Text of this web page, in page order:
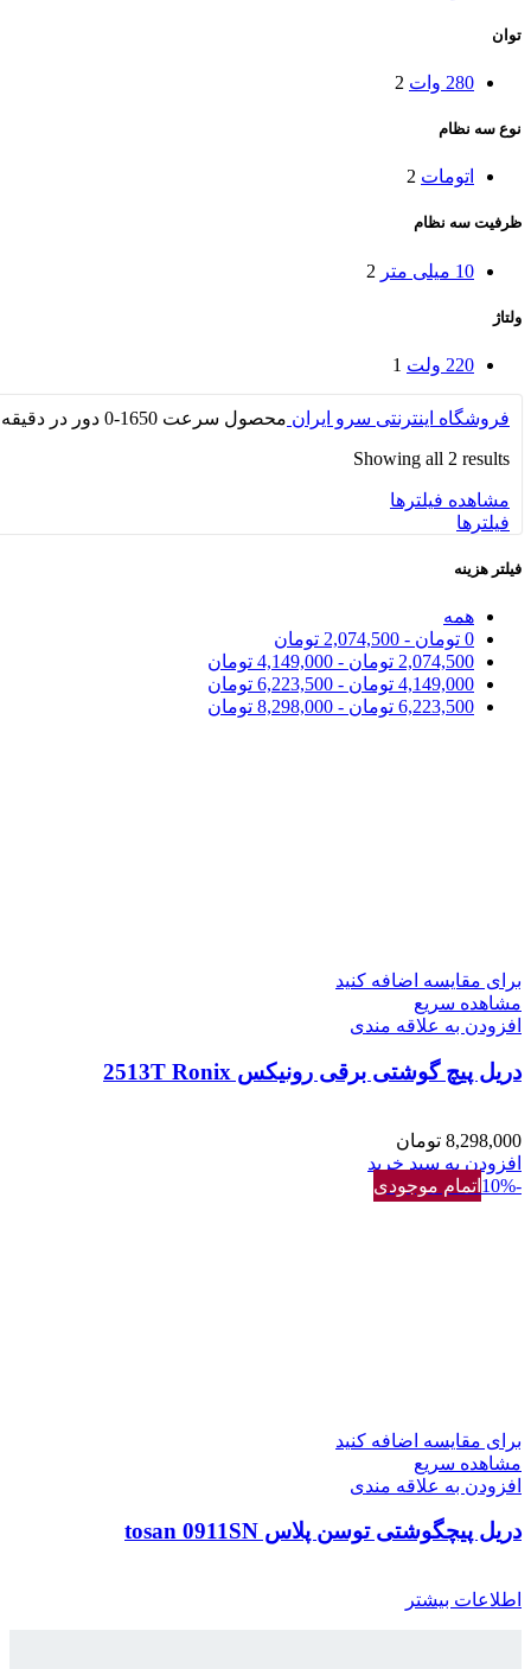
توان
280 وات 2
نوع سه نظام
اتومات 2
ظرفیت سه نظام
10 میلی متر 2
ولتاژ
220 ولت 1
فروشگاه اینترنتی سرو ایران محصول سرعت 1650-0 دور در دقیقه
Showing all 2 results
مشاهده فیلترها
فیلترها
فیلتر هزینه
همه
0 تومان -
2,074,500 تومان
2,074,500 تومان -
4,149,000 تومان
4,149,000 تومان -
6,223,500 تومان
6,223,500 تومان -
8,298,000 تومان
برای مقایسه اضافه کنید
مشاهده سریع
افزودن به علاقه مندی
دریل پیچ گوشتی برقی رونیکس 2513T Ronix
8,298,000 تومان
افزودن به سبد خرید
-10%
اتمام موجودی
برای مقایسه اضافه کنید
مشاهده سریع
افزودن به علاقه مندی
دریل پیچگوشتی توسن پلاس tosan 0911SN
اطلاعات بیشتر